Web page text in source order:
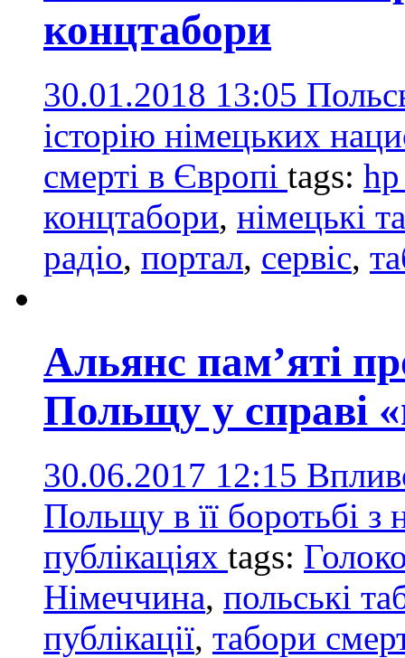
концтабори
30.01.2018 13:05
історію німецьких
смерті в Європі tags:
концтабори, німецькі
радіо, портал, сервіс,
Альянс пам’яті
Польщу у справі
30.06.2017 12:15
Польщу в її боротьбі
публікаціях tags:
Німеччина, польські
публікації, табори